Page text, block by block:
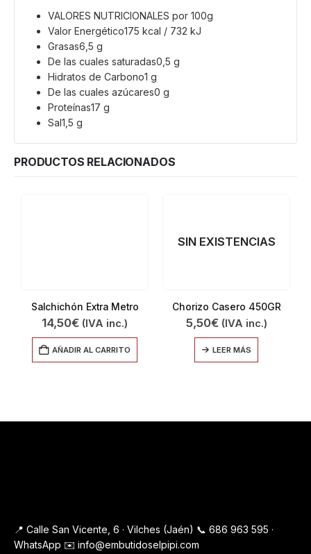
VALORES NUTRICIONALES por 100g
Valor Energético175 kcal / 732 kJ
Grasas6,5 g
De las cuales saturadas0,5 g
Hidratos de Carbono1 g
De las cuales azúcares0 g
Proteínas17 g
Sal1,5 g
PRODUCTOS RELACIONADOS
Salchichón Extra Metro
14,50€ (IVA inc.)
AÑADIR AL CARRITO
SIN EXISTENCIAS
Chorizo Casero 450GR
5,50€ (IVA inc.)
LEER MÁS
📍 Calle San Vicente, 6 · Vilches (Jaén) 📞 686 963 595 ·
WhatsApp ✉️ info@embutidoselpipi.com